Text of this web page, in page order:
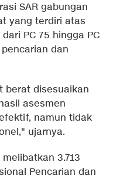
SAR gabungan
yang terdiri atas
PC 75 hingga PC
dan
berat disesuaikan
asesmen
namun tidak
ujarnya.
3.713
Pencarian dan